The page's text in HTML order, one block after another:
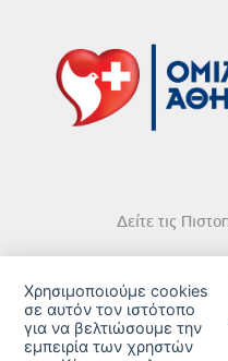
Δείτε τις
Χρησιμοποιούμε cookies
σε αυτόν τον ιστότοπο
για να βελτιώσουμε την
εμπειρία των χρηστών